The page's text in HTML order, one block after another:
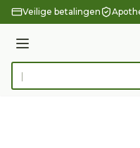
Ga naar de inhoud
Veilige betalingen
Menu
Product, merk,